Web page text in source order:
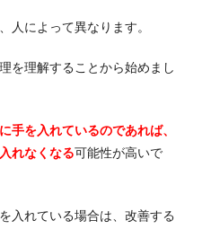
人によって異なります。
を理解することから始めまし
手を入れているのであれば、
れなくなる可能性が高いで
入れている場合は、改善する